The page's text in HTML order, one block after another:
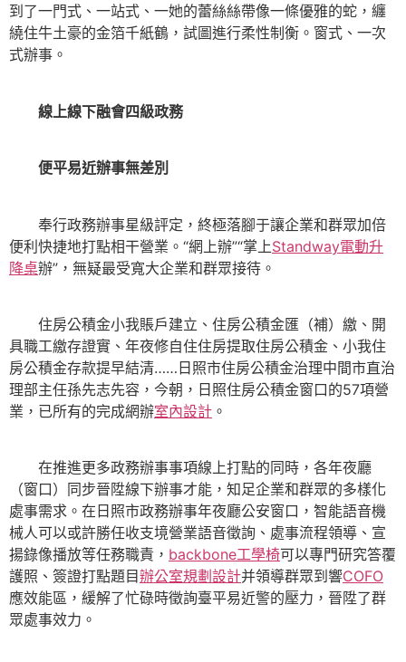
到了一門式、一站式、一她的蕾絲絲帶像一條優雅的蛇，纏
繞住牛土豪的金箔千紙鶴，試圖進行柔性制衡。窗式、一次
式辦事。
線上線下融會四級政務
便平易近辦事無差別
奉行政務辦事星級評定，終極落腳于讓企業和群眾加倍
便利快捷地打點相干營業。“網上辦”“掌上Standway電動升
降桌辦”，無疑最受寬大企業和群眾接待。
住房公積金小我賬戶建立、住房公積金匯（補）繳、開
具職工繳存證實、年夜修自住住房提取住房公積金、小我住
房公積金存款提早結清……日照市住房公積金治理中間市直治
理部主任孫先志先容，今朝，日照住房公積金窗口的57項營
業，已所有的完成網辦室內設計 。
在推進更多政務辦事事項線上打點的同時，各年夜廳
（窗口）同步晉陞線下辦事才能，知足企業和群眾的多樣化
處事需求。在日照市政務辦事年夜廳公安窗口，智能語音機
械人可以或許勝任收支境營業語音徵詢、處事流程領導、宣
揚錄像播放等任務職責， backbone工學椅可以專門研究答覆
護照、簽證打點題目辦公室規劃設計并領導群眾到響COFO
應效能區，緩解了忙碌時徵詢臺平易近警的壓力，晉陞了群
眾處事效力。